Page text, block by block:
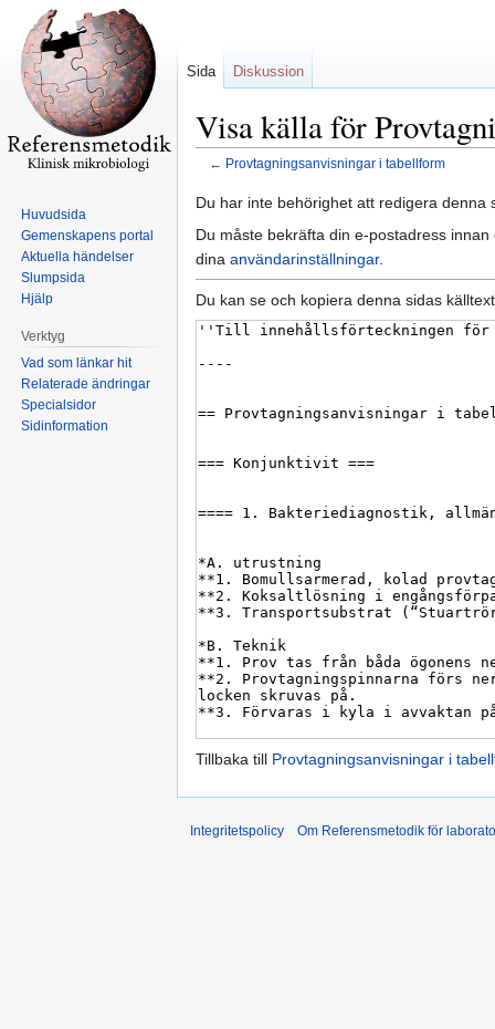
Visa källa för
← Provtagningsanvisningar i tabellform
Hoppa
till
navigering
Hoppa
till
sök
Du har inte behörighet att redigera denna
Du måste bekräfta din e-postadress
dina användarinställningar.
Du kan se och kopiera denna sidas
Tillbaka till Provtagningsanvisningar i
Sida Diskussion
Huvudsida
Gemenskapens portal
Aktuella händelser
Slumpsida
Hjälp
Verktyg
Vad som länkar hit
Relaterade ändringar
Specialsidor
Sidinformation
Integritetspolicy Om Referensmetodik för